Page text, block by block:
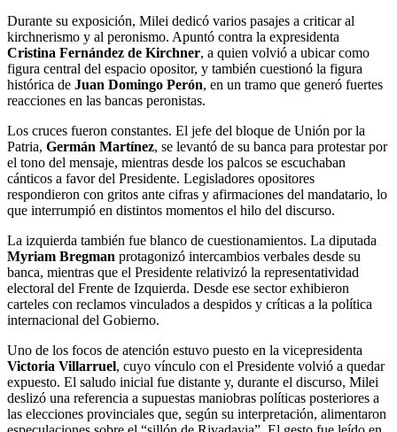
Durante su exposición, Milei dedicó varios pasajes a criticar al
kirchnerismo y al peronismo. Apuntó contra la expresidenta
Cristina Fernández de Kirchner, a quien volvió a ubicar como
figura central del espacio opositor, y también cuestionó la figura
histórica de Juan Domingo Perón, en un tramo que generó fuertes
reacciones en las bancas peronistas.
Los cruces fueron constantes. El jefe del bloque de Unión por la
Patria, Germán Martínez, se levantó de su banca para protestar por
el tono del mensaje, mientras desde los palcos se escuchaban
cánticos a favor del Presidente. Legisladores opositores
respondieron con gritos ante cifras y afirmaciones del mandatario, lo
que interrumpió en distintos momentos el hilo del discurso.
La izquierda también fue blanco de cuestionamientos. La diputada
Myriam Bregman protagonizó intercambios verbales desde su
banca, mientras que el Presidente relativizó la representatividad
electoral del Frente de Izquierda. Desde ese sector exhibieron
carteles con reclamos vinculados a despidos y críticas a la política
internacional del Gobierno.
Uno de los focos de atención estuvo puesto en la vicepresidenta
Victoria Villarruel, cuyo vínculo con el Presidente volvió a quedar
expuesto. El saludo inicial fue distante y, durante el discurso, Milei
deslizó una referencia a supuestas maniobras políticas posteriores a
las elecciones provinciales que, según su interpretación, alimentaron